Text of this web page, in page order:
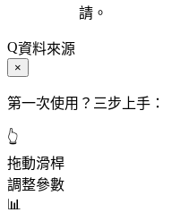
請。
資料來源
×
第一次使用？三步上手：
👆
拖動滑桿
調整參數
📊